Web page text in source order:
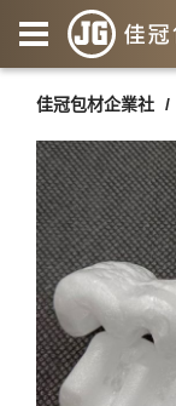
佳冠包材企業社